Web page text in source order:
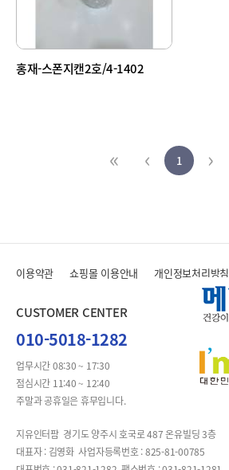
홍재-스폰지캔2호/4-1402
1
이용약관 쇼핑몰 이용안내 개인정보처리방침
CUSTOMER CENTER
010-5018-1282
업무시간 08:30 ~ 17:30
점심시간 11:40 ~ 12:40
주말과 공휴일은 휴무입니다.
지유인터팜 경기도 양주시 호국로 487 온유빌딩 3층
대표자 : 김영화 사업자등록번호 : 825-81-00785